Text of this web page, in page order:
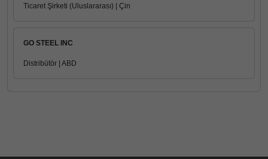
Ticaret Şirketi (Uluslararası) | Çin
GO STEEL INC
Distribütör | ABD